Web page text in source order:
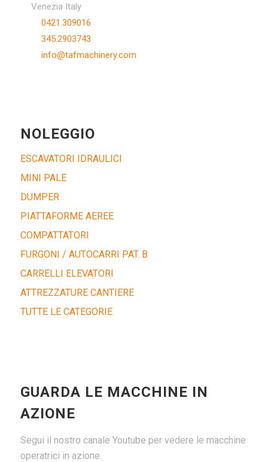
Venezia Italy
0421.309016
345.2903743
info@tafmachinery.com
NOLEGGIO
ESCAVATORI IDRAULICI
MINI PALE
DUMPER
PIATTAFORME AEREE
COMPATTATORI
FURGONI / AUTOCARRI PAT. B
CARRELLI ELEVATORI
ATTREZZATURE CANTIERE
TUTTE LE CATEGORIE
GUARDA LE MACCHINE IN
AZIONE
Segui il nostro canale Youtube per vedere le macchine
operatrici in azione.